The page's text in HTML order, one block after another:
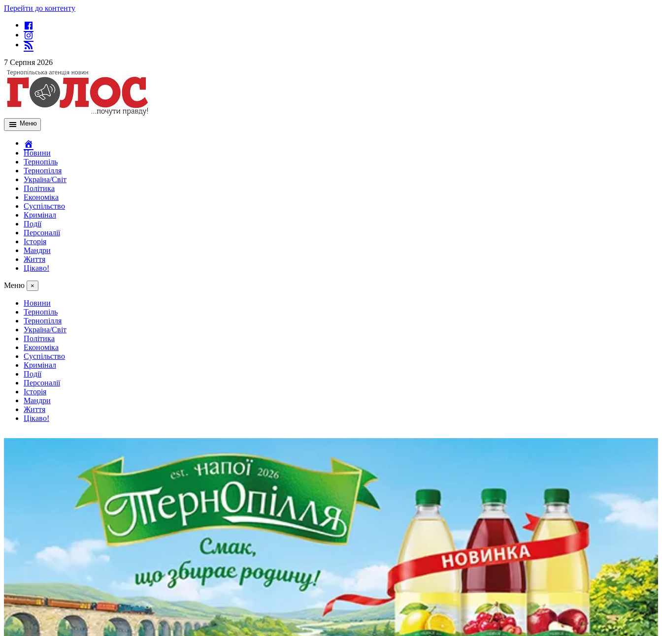
Перейти до контенту
7 Серпня 2026
Меню
Новини
Тернопіль
Тернопілля
Україна/Світ
Політика
Економіка
Суспільство
Кримінал
Події
Персоналії
Історія
Мандри
Життя
Цікаво!
Меню ×
Новини
Тернопіль
Тернопілля
Україна/Світ
Політика
Економіка
Суспільство
Кримінал
Події
Персоналії
Історія
Мандри
Життя
Цікаво!